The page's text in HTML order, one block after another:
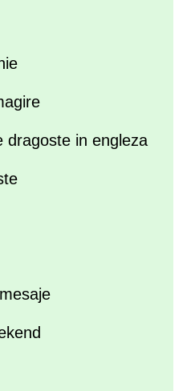
dragoste in engleza